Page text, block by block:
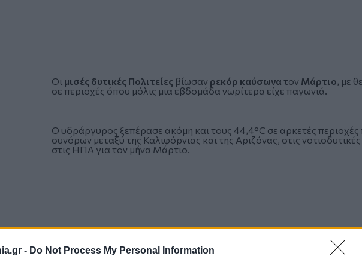
- Do Not Process My Personal Information
Οι μισές δυτικές Πολιτείες βίωσαν ρεκόρ καύσωνα τον Μάρτιο , με
σε περιοχές όπου μόλις μια εβδομάδα νωρίτερα είχε παγωνιά.
Ο υδράργυρος ξεπέρασε ακόμη και τους 44,4°C σε αρκετές
συνόρων μεταξύ της Καλιφόρνιας και της Αριζόνας, στις
στις ΗΠΑ για τον μήνα Μάρτιο.